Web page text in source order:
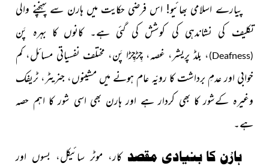
پیارے اسلامی بھائیو! اس فرضی حکایت میں ہارن سے پہنچنے والی
تکلیف کی نشاندہی کی کوشش کی گئی ہے۔ کانوں کا بہرہ پَن
(
Deafness
)، بلڈ پریشر، غصہ، چِڑچِڑا پَن، مختلف نفسیاتی مسائل، کم
خوابی اور عدمِ برداشت کا رویّہ عام ہونے میں مشینوں، جنریٹر، ٹریفک
وغیرہ کےشور کا بھی کردار ہے اور ہارن بھی اسی شور کا اہم حصہ
ہے۔
ہارْن کا بنیادی مقصد کار، موٹر سائیکل، بسوں اور